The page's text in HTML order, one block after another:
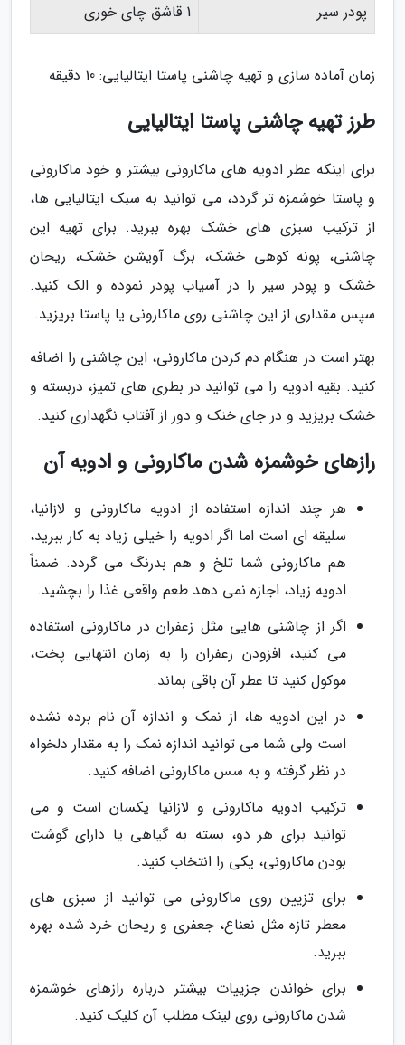
پودر سیر
1 قاشق چای خوری
زمان آماده سازی و تهیه چاشنی پاستا ایتالیایی: 10 دقیقه
طرز تهیه چاشنی پاستا ایتالیایی
برای اینکه عطر ادویه های ماکارونی بیشتر و خود ماکارونی
و پاستا خوشمزه تر گردد، می توانید به سبک ایتالیایی ها،
از ترکیب سبزی های خشک بهره ببرید. برای تهیه این
چاشنی، پونه کوهی خشک، برگ آویشن خشک، ریحان
خشک و پودر سیر را در آسیاب پودر نموده و الک کنید.
سپس مقداری از این چاشنی روی ماکارونی یا پاستا بریزید.
بهتر است در هنگام دم کردن ماکارونی، این چاشنی را اضافه
کنید. بقیه ادویه را می توانید در بطری های تمیز، دربسته و
خشک بریزید و در جای خنک و دور از آفتاب نگهداری کنید.
رازهای خوشمزه شدن ماکارونی و ادویه آن
هر چند اندازه استفاده از ادویه ماکارونی و لازانیا،
سلیقه ای است اما اگر ادویه را خیلی زیاد به کار ببرید،
هم ماکارونی شما تلخ و هم بدرنگ می گردد. ضمناً
ادویه زیاد، اجازه نمی دهد طعم واقعی غذا را بچشید.
اگر از چاشنی هایی مثل زعفران در ماکارونی استفاده
می کنید، افزودن زعفران را به زمان انتهایی پخت،
موکول کنید تا عطر آن باقی بماند.
در این ادویه ها، از نمک و اندازه آن نام برده نشده
است ولی شما می توانید اندازه نمک را به مقدار دلخواه
در نظر گرفته و به سس ماکارونی اضافه کنید.
ترکیب ادویه ماکارونی و لازانیا یکسان است و می
توانید برای هر دو، بسته به گیاهی یا دارای گوشت
بودن ماکارونی، یکی را انتخاب کنید.
برای تزیین روی ماکارونی می توانید از سبزی های
معطر تازه مثل نعناع، جعفری و ریحان خرد شده بهره
ببرید.
برای خواندن جزییات بیشتر درباره رازهای خوشمزه
شدن ماکارونی روی لینک مطلب آن کلیک کنید.